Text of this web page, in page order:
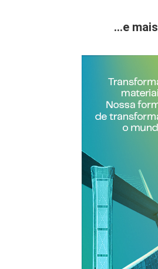
...e mais